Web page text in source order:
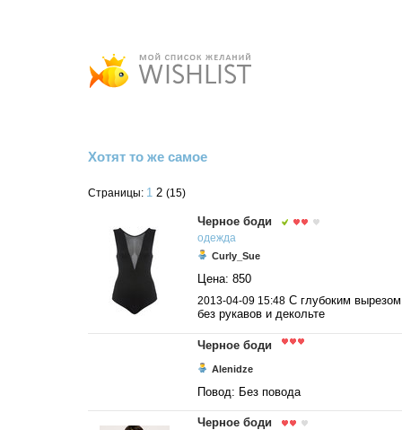
Хотят то же самое
Страницы: 1 2 (15)
Черное боди
одежда
Curly_Sue
Цена: 850
2013-04-09 15:48 С глубоким
без рукавов и декольте
Черное боди
Alenidze
Повод: Без повода
Черное боди